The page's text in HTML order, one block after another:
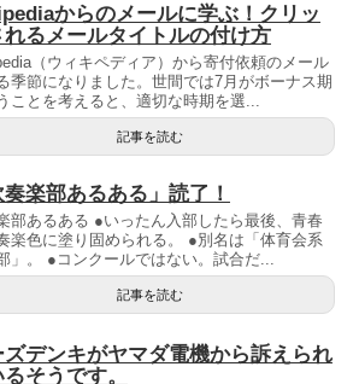
からのメールに学ぶ！クリッ
れるメールタイトルの付け方
（ウィキペディア）から寄付依頼のメール
季節になりました。世間では7月がボーナス期
ことを考えると、適切な時期を選...
記事を読む
奏楽部あるある」読了！
部あるある ●いったん入部したら最後、青春
楽色に塗り固められる。 ●別名は「体育会系
」。 ●コンクールではない。試合だ...
記事を読む
ズデンキがヤマダ電機から訴えられ
そうです。